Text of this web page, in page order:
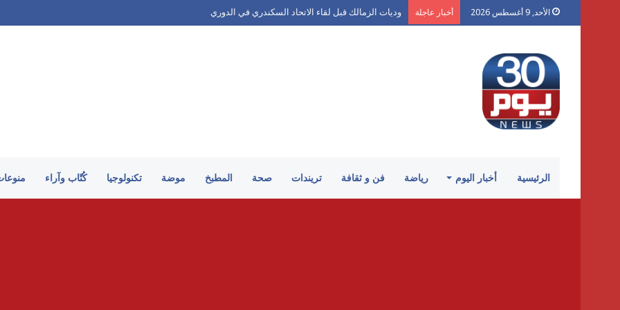
الأحد, 9 أغسطس 2026 أخبار عاجلة وديات الزمالك قبل لقاء الاتحاد السكندري في الدوري
الرئيسية أخبار اليوم رياضة فن و ثقافة تريندات صحة المطبخ موضة تكنولوجيا كُتّاب وآراء